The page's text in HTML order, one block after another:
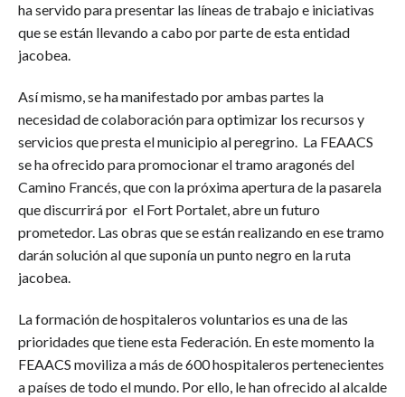
ha servido para presentar las líneas de trabajo e iniciativas
que se están llevando a cabo por parte de esta entidad
jacobea.
Así mismo, se ha manifestado por ambas partes la
necesidad de colaboración para optimizar los recursos y
servicios que presta el municipio al peregrino. La FEAACS
se ha ofrecido para promocionar el tramo aragonés del
Camino Francés, que con la próxima apertura de la pasarela
que discurrirá por el Fort Portalet, abre un futuro
prometedor. Las obras que se están realizando en ese tramo
darán solución al que suponía un punto negro en la ruta
jacobea.
La formación de hospitaleros voluntarios es una de las
prioridades que tiene esta Federación. En este momento la
FEAACS moviliza a más de 600 hospitaleros pertenecientes
a países de todo el mundo. Por ello, le han ofrecido al alcalde